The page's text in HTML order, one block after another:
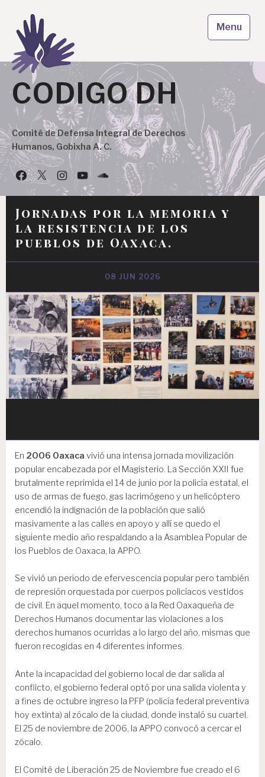
content
CODIGO DH
Comité de Defensa Integral de Derechos
Humanos, Gobixha A. C.
FacebookTwitterInstagramYouTubePodcast
Menu
Jornadas por la memoria y
la resistencia de los
pueblos de Oaxaca.
08 JUN 2026
En 2006 Oaxaca vivió una intensa jornada movilización
popular encabezada por el Magisterio. La Sección XXII fue
brutalmente reprimida el 14 de junio por la policía estatal, el
uso de armas de fuego, gas lacrimógeno y un helicóptero
encendió la indignación de la población que salió
masivamente a las calles en apoyo y allí se quedo el
siguiente medio año respaldando a la Asamblea Popular de
los Pueblos de Oaxaca, la APPO.
Se vivió un periodo de efervescencia popular pero también
de represión orquestada por cuerpos policíacos vestidos
de civil. En aquel momento, toco a la Red Oaxaqueña de
Derechos Humanos documentar las violaciones a los
derechos humanos ocurridas a lo largo del año, mismas que
fueron recogidas en 4 diferentes informes.
Ante la incapacidad del gobierno local de dar salida al
conflicto, el gobierno federal optó por una salida violenta y
a fines de octubre ingreso la PFP (policía federal preventiva
hoy extinta) al zócalo de la ciudad, donde instaló su cuartel.
El 25 de noviembre de 2006, la APPO convocó a cercar el
zócalo.
El Comité de Liberación 25 de Noviembre fue creado el 6